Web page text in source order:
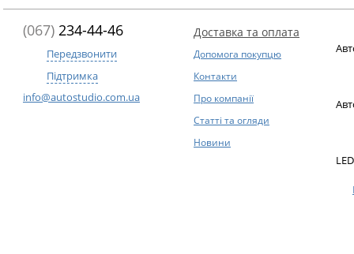
(067) 234-44-46
Передзвонити
Підтримка
info@autostudio.com.ua
Доставка та оплата
Допомога покупцю
Контакти
Про компанії
Статті та огляди
Новини